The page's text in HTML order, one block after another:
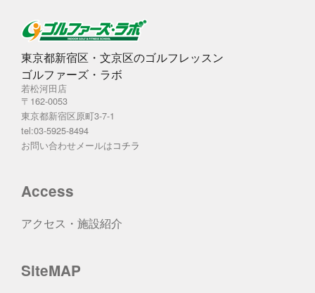
東京都新宿区・文京区のゴルフレッスン
ゴルファーズ・ラボ
若松河田店
〒162-0053
東京都新宿区原町3-7-1
tel:03-5925-8494
お問い合わせメールはコチラ
Access
アクセス・施設紹介
SiteMAP